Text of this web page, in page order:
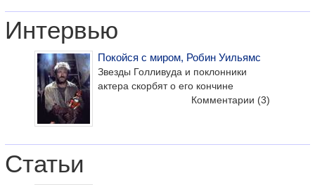
Интервью
Покойся с миром, Робин Уильямс
Звезды Голливуда и поклонники
актера скорбят о его кончине
Комментарии (3)
Статьи